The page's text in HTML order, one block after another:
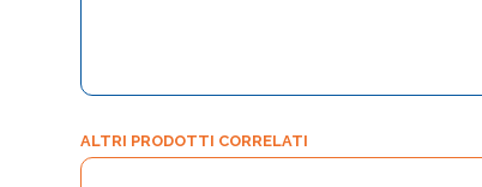
ALTRI PRODOTTI CORRELATI